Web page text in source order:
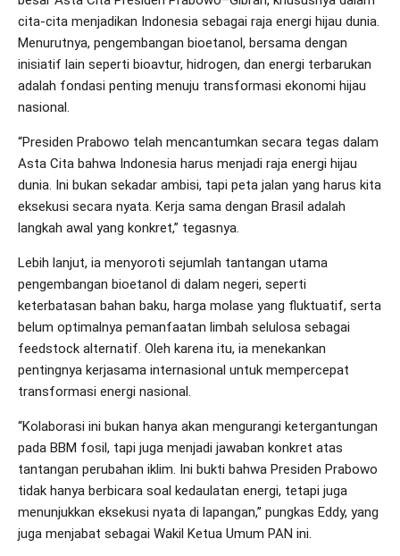
cita-cita menjadikan Indonesia sebagai raja energi hijau dunia.
Menurutnya, pengembangan bioetanol, bersama dengan
inisiatif lain seperti bioavtur, hidrogen, dan energi terbarukan
adalah fondasi penting menuju transformasi ekonomi hijau
nasional.
“Presiden Prabowo telah mencantumkan secara tegas dalam
Asta Cita bahwa Indonesia harus menjadi raja energi hijau
dunia. Ini bukan sekadar ambisi, tapi peta jalan yang harus kita
eksekusi secara nyata. Kerja sama dengan Brasil adalah
langkah awal yang konkret,” tegasnya.
Lebih lanjut, ia menyoroti sejumlah tantangan utama
pengembangan bioetanol di dalam negeri, seperti
keterbatasan bahan baku, harga molase yang fluktuatif, serta
belum optimalnya pemanfaatan limbah selulosa sebagai
feedstock alternatif. Oleh karena itu, ia menekankan
pentingnya kerjasama internasional untuk mempercepat
transformasi energi nasional.
“Kolaborasi ini bukan hanya akan mengurangi ketergantungan
pada BBM fosil, tapi juga menjadi jawaban konkret atas
tantangan perubahan iklim. Ini bukti bahwa Presiden Prabowo
tidak hanya berbicara soal kedaulatan energi, tetapi juga
menunjukkan eksekusi nyata di lapangan,” pungkas Eddy, yang
juga menjabat sebagai Wakil Ketua Umum PAN ini.